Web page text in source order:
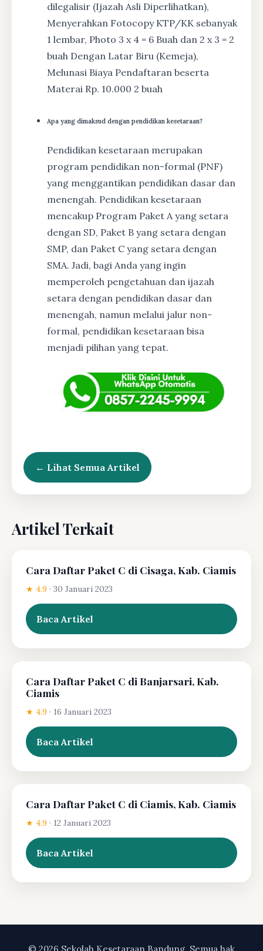
dilegalisir (Ijazah Asli Diperlihatkan),
Menyerahkan Fotocopy KTP/KK sebanyak
1 lembar, Photo 3 x 4 = 6 Buah dan 2 x 3 = 2
buah Dengan Latar Biru (Kemeja),
Melunasi Biaya Pendaftaran beserta
Materai Rp. 10.000 2 buah
Apa yang dimaksud dengan pendidikan kesetaraan?
Pendidikan kesetaraan merupakan
program pendidikan non-formal (PNF)
yang menggantikan pendidikan dasar dan
menengah. Pendidikan kesetaraan
mencakup Program Paket A yang setara
dengan SD, Paket B yang setara dengan
SMP, dan Paket C yang setara dengan
SMA. Jadi, bagi Anda yang ingin
memperoleh pengetahuan dan ijazah
setara dengan pendidikan dasar dan
menengah, namun melalui jalur non-
formal, pendidikan kesetaraan bisa
menjadi pilihan yang tepat.
← Lihat Semua Artikel
Artikel Terkait
Cara Daftar Paket C di Cisaga, Kab. Ciamis
★ 4.9 · 30 Januari 2023
Baca Artikel
Cara Daftar Paket C di Banjarsari, Kab.
Ciamis
★ 4.9 · 16 Januari 2023
Baca Artikel
Cara Daftar Paket C di Ciamis, Kab. Ciamis
★ 4.9 · 12 Januari 2023
Baca Artikel
© 2026 Sekolah Kesetaraan Bandung. Semua hak